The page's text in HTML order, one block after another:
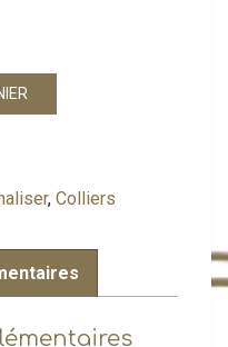
, Colliers